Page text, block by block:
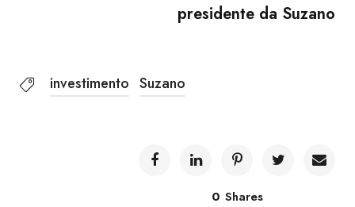
presidente da Suzano
investimento Suzano
0 Shares